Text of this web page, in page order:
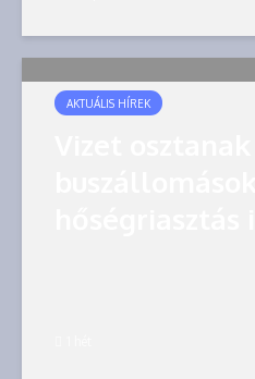
AKTUÁLIS HÍREK